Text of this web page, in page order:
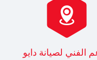

الفني لصيانة دايو